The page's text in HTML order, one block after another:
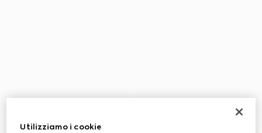
Utilizziamo i cookie